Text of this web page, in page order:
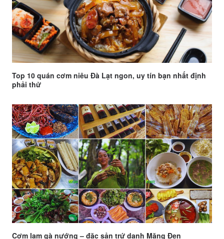
Top 10 quán cơm niêu Đà Lạt ngon, uy tín bạn nhất định
phải thử
Cơm lam gà nướng – đặc sản trứ danh Măng Đen